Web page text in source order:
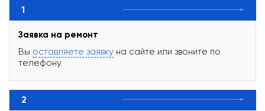
1
Заявка на ремонт
Вы оставляете заявку на сайте или звоните по
телефону.
2